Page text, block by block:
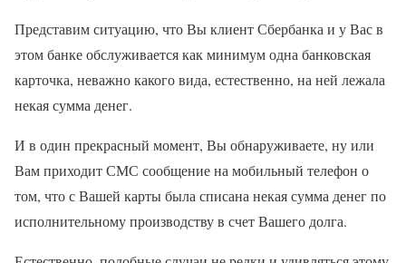
Представим ситуацию, что Вы клиент Сбербанка и у Вас в
этом банке обслуживается как минимум одна банковская
карточка, неважно какого вида, естественно, на ней лежала
некая сумма денег.
И в один прекрасный момент, Вы обнаруживаете, ну или
Вам приходит СМС сообщение на мобильный телефон о
том, что с Вашей карты была списана некая сумма денег по
исполнительному производству в счет Вашего долга.